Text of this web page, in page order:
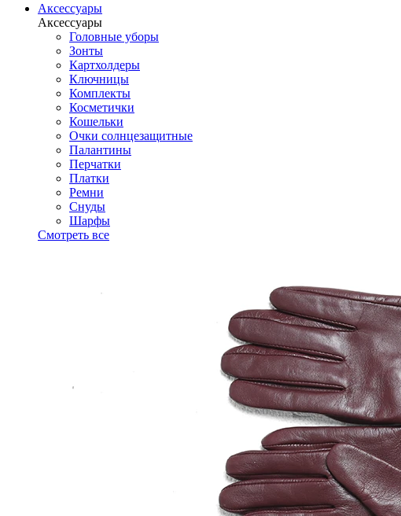
Аксессуары
Аксессуары
Головные уборы
Зонты
Картхолдеры
Ключницы
Комплекты
Косметички
Кошельки
Очки солнцезащитные
Палантины
Перчатки
Платки
Ремни
Снуды
Шарфы
Смотреть все